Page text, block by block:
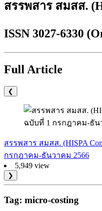
สรรพสาร สมสส.
ISSN 3027-6330
Full Article
❮
สรรพสาร สมสส. (HISPA
กรกฎาคม-ธันวาคม 2566
5,949 view
❯
Tag: micro-costing